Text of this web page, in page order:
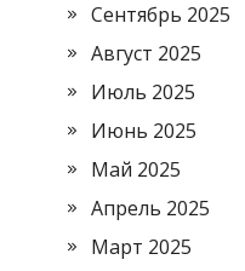
Сентябрь 2025
Август 2025
Июль 2025
Июнь 2025
Май 2025
Апрель 2025
Март 2025